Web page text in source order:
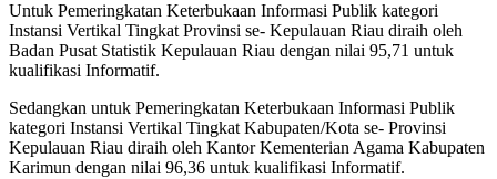
Untuk Pemeringkatan Keterbukaan Informasi Publik kategori
Instansi Vertikal Tingkat Provinsi se- Kepulauan Riau diraih oleh
Badan Pusat Statistik Kepulauan Riau dengan nilai 95,71 untuk
kualifikasi Informatif.
Sedangkan untuk Pemeringkatan Keterbukaan Informasi Publik
kategori Instansi Vertikal Tingkat Kabupaten/Kota se- Provinsi
Kepulauan Riau diraih oleh Kantor Kementerian Agama Kabupaten
Karimun dengan nilai 96,36 untuk kualifikasi Informatif.